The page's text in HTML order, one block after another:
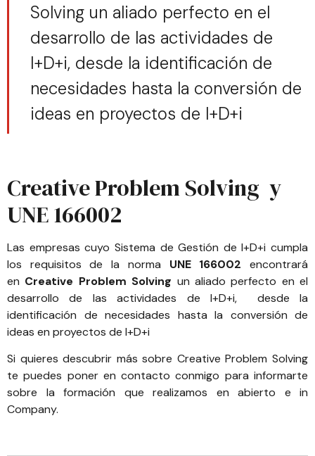
Solving un aliado perfecto en el
desarrollo de las actividades de
I+D+i, desde la identificación de
necesidades hasta la conversión de
ideas en proyectos de I+D+i
Creative Problem Solving y
UNE 166002
Las empresas cuyo Sistema de Gestión de I+D+i cumpla
los requisitos de la norma UNE 166002encontrará
en Creative Problem Solving un aliado perfecto en el
desarrollo de las actividades de I+D+i, desde la
identificación de necesidades hasta la conversión de
ideas en proyectos de I+D+i
Si quieres descubrir más sobre Creative Problem Solving
te puedes poner encontacto conmigo para informarte
sobre la formación que realizamos en abierto e in
Company.